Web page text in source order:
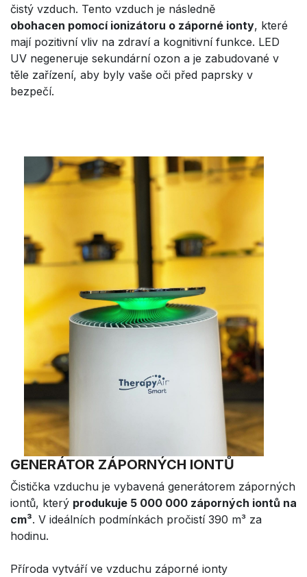
čistý vzduch. Tento vzduch je následně
obohacen pomocí ionizátoru o záporné ionty, které
mají pozitivní vliv na zdraví a kognitivní funkce. LED
UV negeneruje sekundární ozon a je zabudované v
těle zařízení, aby byly vaše oči před paprsky v
bezpečí.
GENERÁTOR ZÁPORNÝCH IONTŮ
Čistička vzduchu je vybavená generátorem záporných
iontů, který produkuje 5 000 000 záporných iontů na
cm³. V ideálních podmínkách pročistí 390 m³ za
hodinu.
Příroda vytváří ve vzduchu záporné ionty